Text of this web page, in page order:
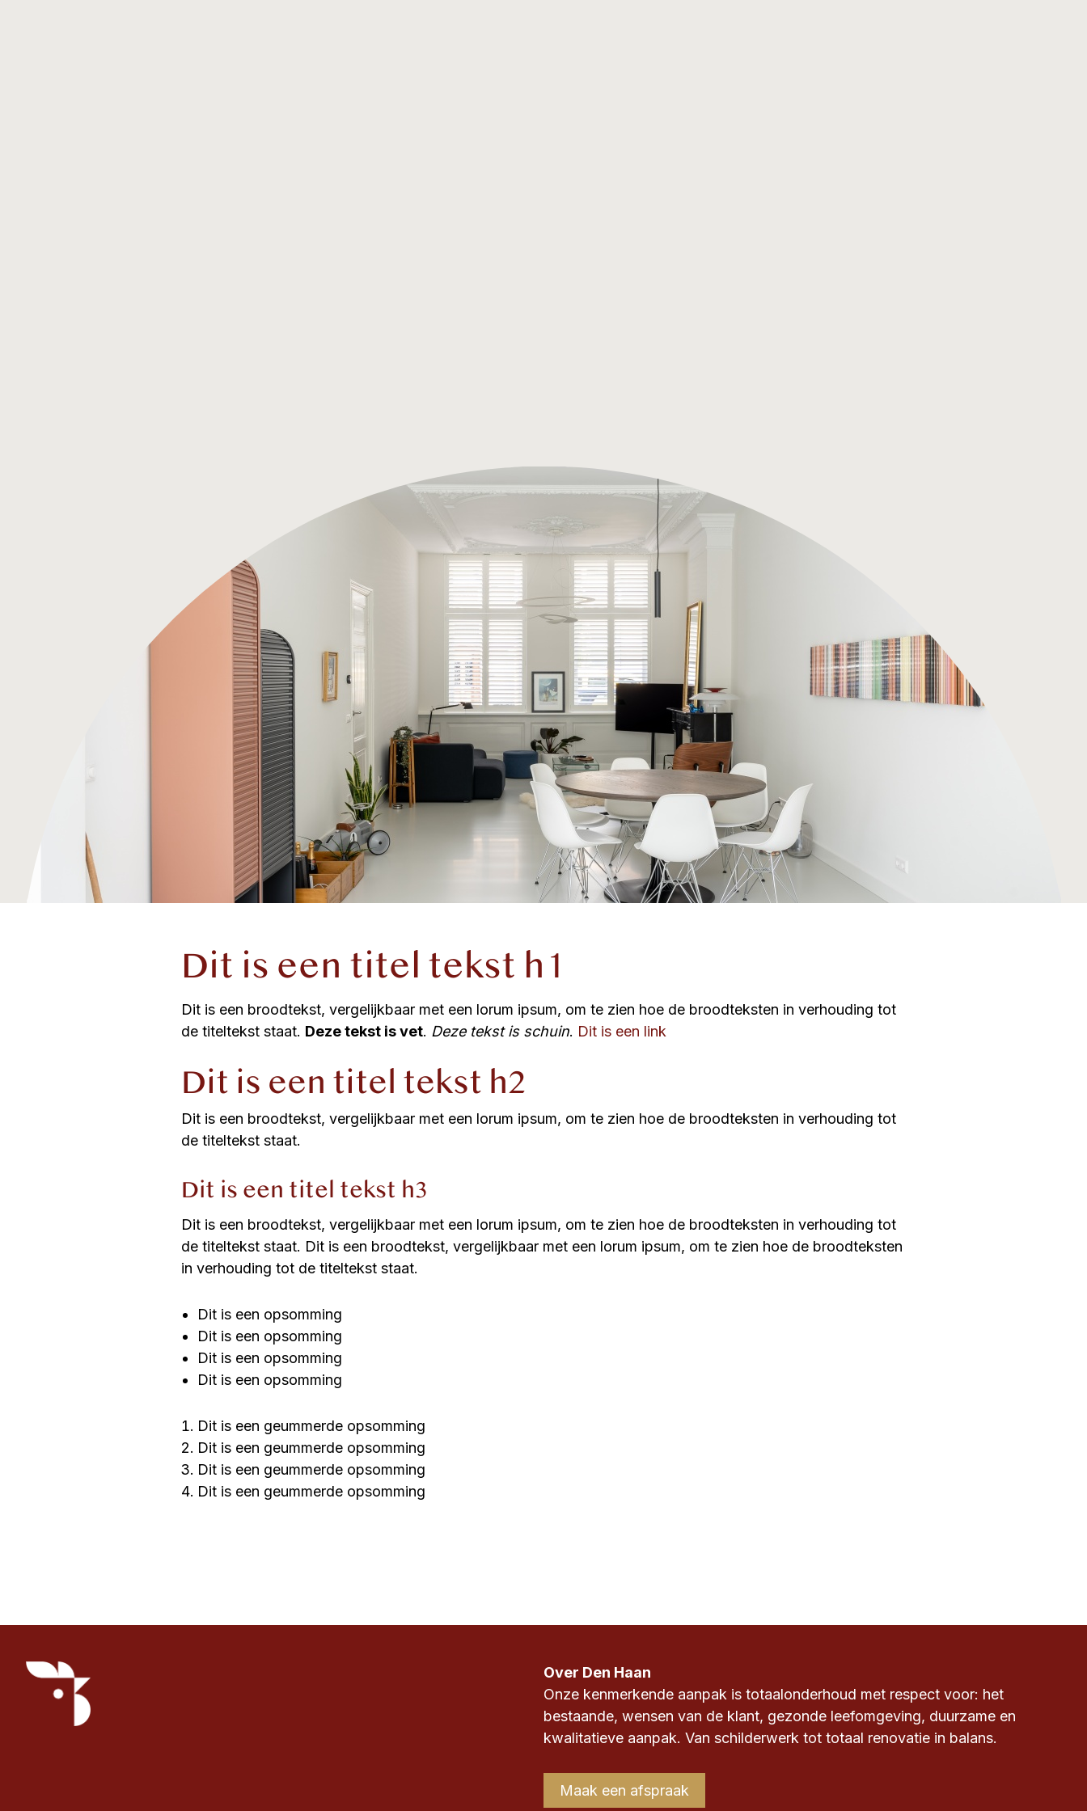
Dit is een titel tekst h1
Dit is een broodtekst, vergelijkbaar met een lorum ipsum, om te zien hoe de broodteksten in verhouding tot
de titeltekst staat. Deze tekst is vet. Deze tekst is schuin. Dit is een link
Dit is een titel tekst h2
Dit is een broodtekst, vergelijkbaar met een lorum ipsum, om te zien hoe de broodteksten in verhouding tot
de titeltekst staat.
Dit is een titel tekst h3
Dit is een broodtekst, vergelijkbaar met een lorum ipsum, om te zien hoe de broodteksten in verhouding tot
de titeltekst staat. Dit is een broodtekst, vergelijkbaar met een lorum ipsum, om te zien hoe de broodteksten
in verhouding tot de titeltekst staat.
Dit is een opsomming
Dit is een opsomming
Dit is een opsomming
Dit is een opsomming
Dit is een geummerde opsomming
Dit is een geummerde opsomming
Dit is een geummerde opsomming
Dit is een geummerde opsomming
Over Den Haan
Onze kenmerkende aanpak is totaalonderhoud met respect voor: het
bestaande, wensen van de klant, gezonde leefomgeving, duurzame en
kwalitatieve aanpak. Van schilderwerk tot totaal renovatie in balans.
Maak een afspraak